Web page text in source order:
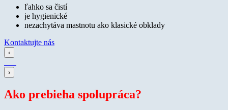
ľahko sa čistí
je hygienické
nezachytáva mastnotu ako klasické obklady
Kontaktujte nás
‹
›
Ako prebieha spolupráca?